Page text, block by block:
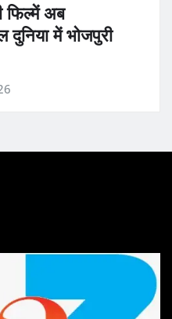
फिल्में अब
में भोजपुरी